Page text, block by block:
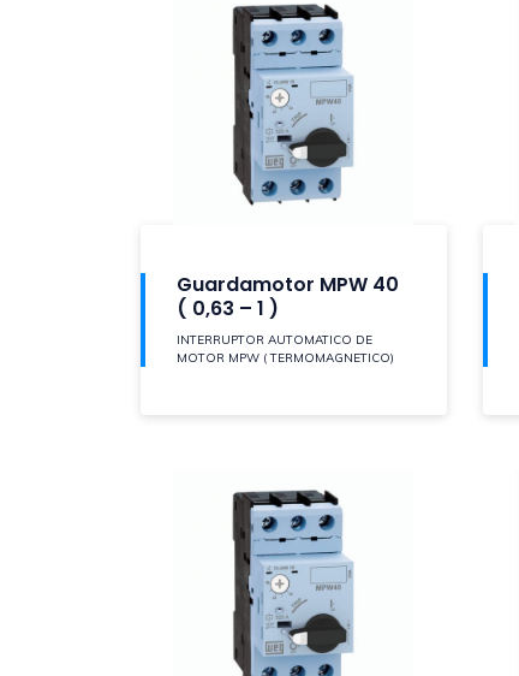
Guardamotor MPW 40
( 0,63 – 1 )
INTERRUPTOR AUTOMATICO DE
MOTOR MPW ( TERMOMAGNETICO)